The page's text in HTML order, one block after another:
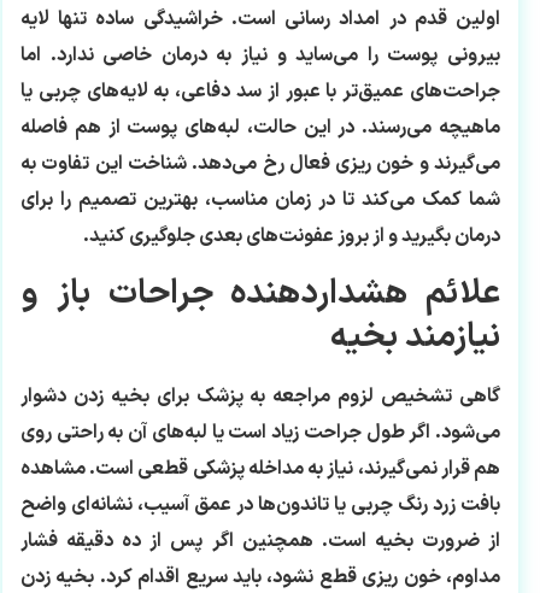
اولین قدم در امداد رسانی است. خراشیدگی ساده تنها لایه
بیرونی پوست را می‌ساید و نیاز به درمان خاصی ندارد. اما
جراحت‌های عمیق‌تر با عبور از سد دفاعی، به لایه‌های چربی یا
ماهیچه می‌رسند. در این حالت، لبه‌های پوست از هم فاصله
می‌گیرند و خون ریزی فعال رخ می‌دهد. شناخت این تفاوت به
شما کمک می‌کند تا در زمان مناسب، بهترین تصمیم را برای
درمان بگیرید و از بروز عفونت‌های بعدی جلوگیری کنید.
علائم هشداردهنده جراحات باز و
نیازمند بخیه
گاهی تشخیص لزوم مراجعه به پزشک برای بخیه زدن دشوار
می‌شود. اگر طول جراحت زیاد است یا لبه‌های آن به راحتی روی
هم قرار نمی‌گیرند، نیاز به مداخله پزشکی قطعی است. مشاهده
بافت زرد رنگ چربی یا تاندون‌ها در عمق آسیب، نشانه‌ای واضح
از ضرورت بخیه است. همچنین اگر پس از ده دقیقه فشار
مداوم، خون ریزی قطع نشود، باید سریع اقدام کرد. بخیه زدن